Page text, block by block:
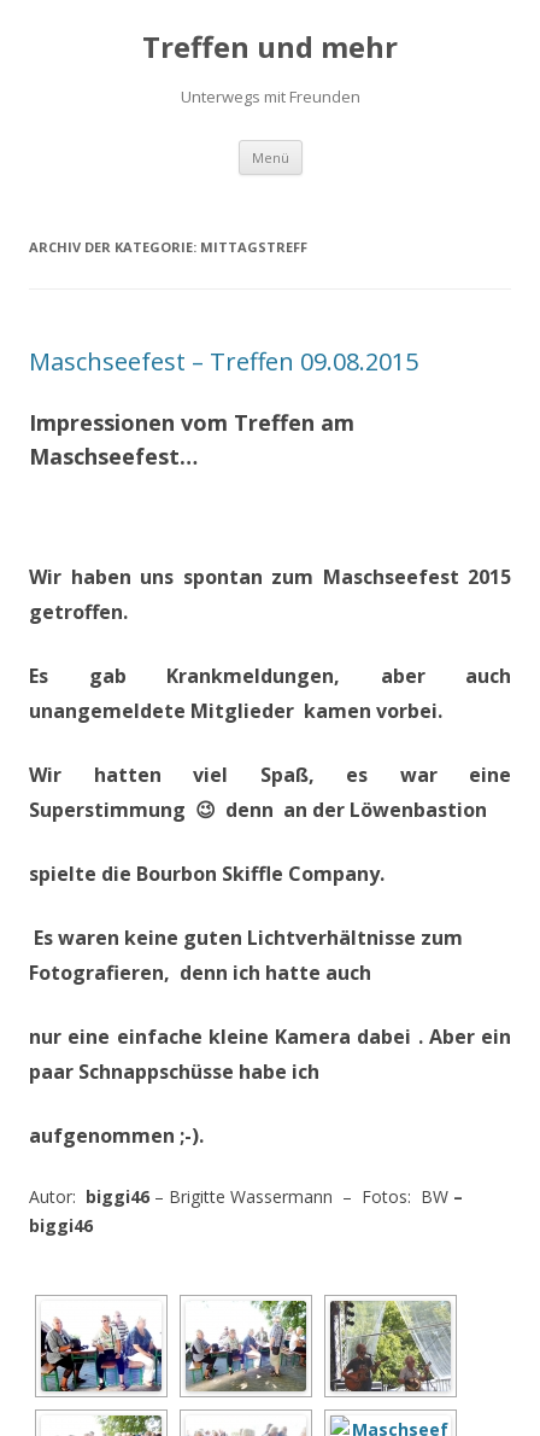
Treffen und mehr
Unterwegs mit Freunden
Menü Zum
springen
ARCHIV DER KATEGORIE: MITTAGSTREFF
Maschseefest – Treffen 09.08.2015
Impressionen vom Treffen am
Maschseefest…
Wir haben uns spontan zum Maschseefest 2015
getroffen.
Es gab Krankmeldungen, aber auch
unangemeldete Mitglieder kamen vorbei.
Wir hatten viel Spaß, es war eine
Superstimmung 😉 denn an der Löwenbastion
spielte die Bourbon Skiffle Company.
Es waren keine guten Lichtverhältnisse zum
Fotografieren, denn ich hatte auch
nur eine einfache kleine Kamera dabei . Aber ein
paar Schnappschüsse habe ich
aufgenommen ;-).
Autor: biggi46 – Brigitte Wassermann – Fotos: BW –
biggi46